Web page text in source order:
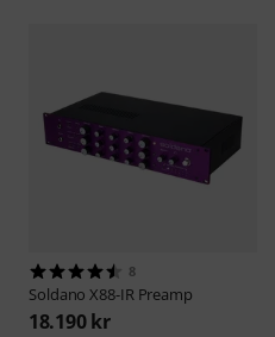
8
SoldanoX88-IR Preamp
18.190 kr